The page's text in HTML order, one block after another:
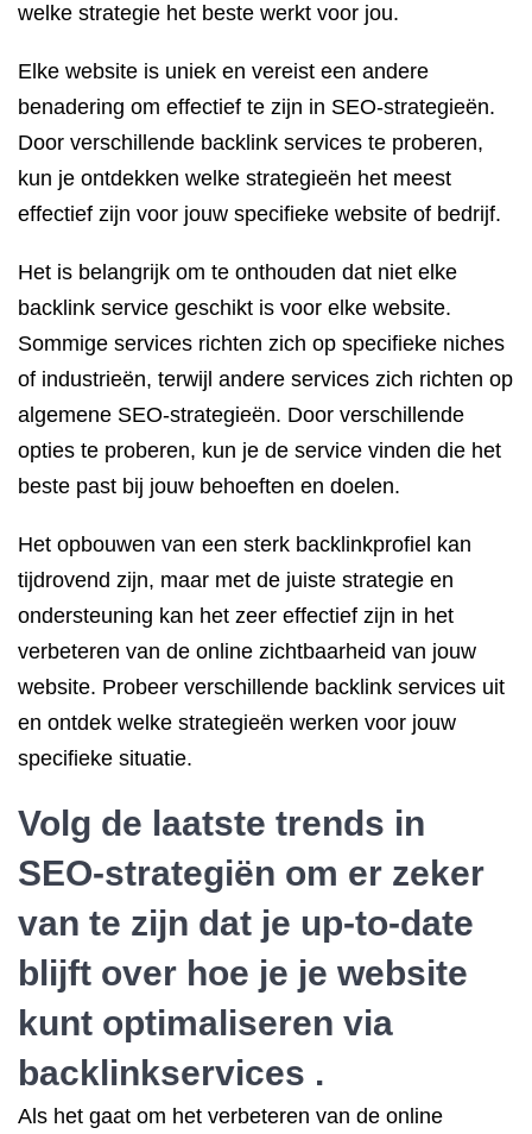
welke strategie het beste werkt voor jou.
Elke website is uniek en vereist een andere
benadering om effectief te zijn in SEO-strategieën.
Door verschillende backlink services te proberen,
kun je ontdekken welke strategieën het meest
effectief zijn voor jouw specifieke website of bedrijf.
Het is belangrijk om te onthouden dat niet elke
backlink service geschikt is voor elke website.
Sommige services richten zich op specifieke niches
of industrieën, terwijl andere services zich richten op
algemene SEO-strategieën. Door verschillende
opties te proberen, kun je de service vinden die het
beste past bij jouw behoeften en doelen.
Het opbouwen van een sterk backlinkprofiel kan
tijdrovend zijn, maar met de juiste strategie en
ondersteuning kan het zeer effectief zijn in het
verbeteren van de online zichtbaarheid van jouw
website. Probeer verschillende backlink services uit
en ontdek welke strategieën werken voor jouw
specifieke situatie.
Volg de laatste trends in
SEO-strategiën om er zeker
van te zijn dat je up-to-date
blijft over hoe je je website
kunt optimaliseren via
backlinkservices .
Als het gaat om het verbeteren van de online